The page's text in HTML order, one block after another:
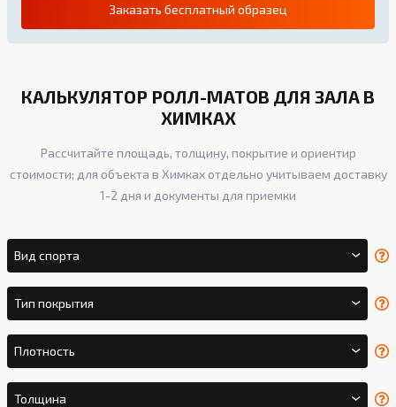
Заказать бесплатный образец
КАЛЬКУЛЯТОР РОЛЛ-МАТОВ ДЛЯ ЗАЛА В
ХИМКАХ
Рассчитайте площадь, толщину, покрытие и ориентир
стоимости; для объекта в Химках отдельно учитываем доставку
1-2 дня и документы для приемки
Вид спорта
Тип покрытия
Плотность
Толщина